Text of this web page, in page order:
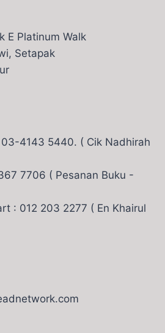
E Platinum Walk
Setapak
03-4143 5440. ( Cik Nadhirah
7706 ( Pesanan Buku -
: 012 203 2277 ( En Khairul